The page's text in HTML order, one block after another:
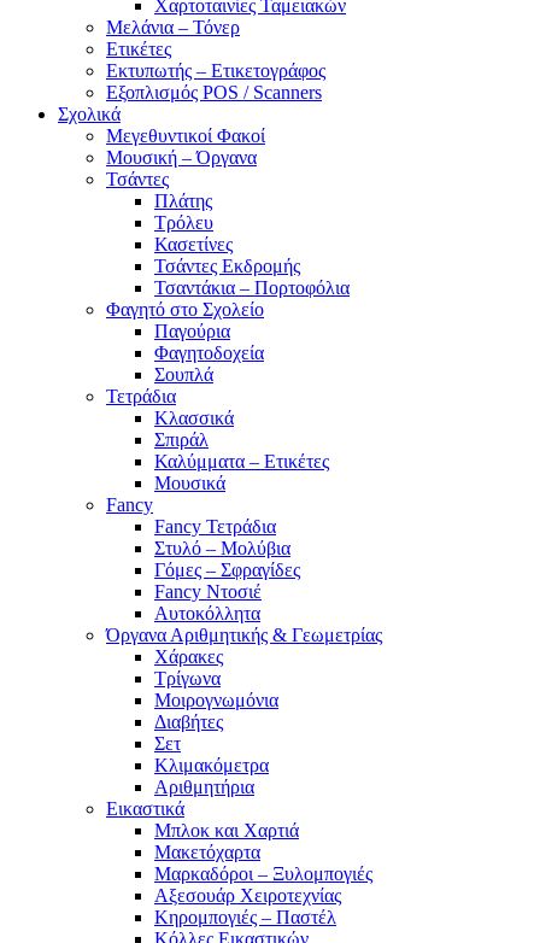
Χαρτοταινίες Ταμειακών
Μελάνια – Τόνερ
Ετικέτες
Εκτυπωτής – Ετικετογράφος
Εξοπλισμός POS / Scanners
Σχολικά
Μεγεθυντικοί Φακοί
Μουσική – Όργανα
Τσάντες
Πλάτης
Τρόλευ
Κασετίνες
Τσάντες Εκδρομής
Τσαντάκια – Πορτοφόλια
Φαγητό στο Σχολείο
Παγούρια
Φαγητοδοχεία
Σουπλά
Τετράδια
Κλασσικά
Σπιράλ
Καλύμματα – Ετικέτες
Μουσικά
Fancy
Fancy Τετράδια
Στυλό – Μολύβια
Γόμες – Σφραγίδες
Fancy Ντοσιέ
Αυτοκόλλητα
Όργανα Αριθμητικής & Γεωμετρίας
Χάρακες
Τρίγωνα
Mοιρογνωμόνια
Διαβήτες
Σετ
Κλιμακόμετρα
Αριθμητήρια
Εικαστικά
Μπλοκ και Χαρτιά
Μακετόχαρτα
Μαρκαδόροι – Ξυλομπογιές
Αξεσουάρ Χειροτεχνίας
Κηρομπογιές – Παστέλ
Κόλλες Εικαστικών